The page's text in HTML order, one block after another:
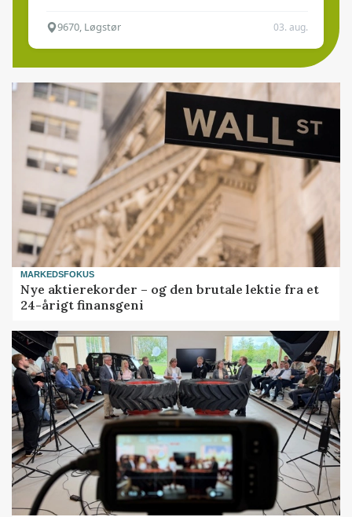
9670, Løgstør 03. aug.
MARKEDSFOKUS
Nye aktierekorder – og den brutale lektie fra et
24-årigt finansgeni